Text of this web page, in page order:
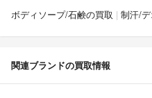
ボディソープ/石鹸の買取 制汗/
関連ブランドの買取情報